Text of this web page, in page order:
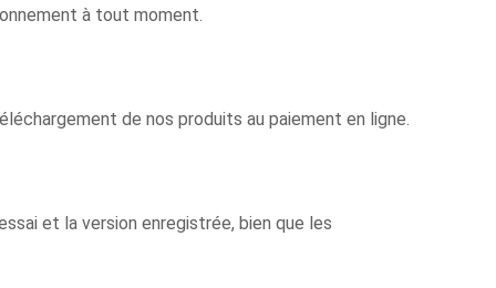
à tout moment.
de nos produits au paiement en ligne.
et la version enregistrée, bien que les